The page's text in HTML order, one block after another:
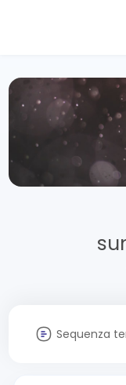
Sequenza